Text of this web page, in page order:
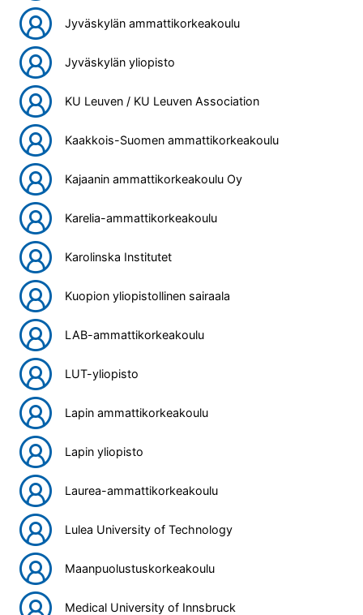
Jyväskylän ammattikorkeakoulu
Jyväskylän yliopisto
KU Leuven / KU Leuven Association
Kaakkois-Suomen ammattikorkeakoulu
Kajaanin ammattikorkeakoulu Oy
Karelia-ammattikorkeakoulu
Karolinska Institutet
Kuopion yliopistollinen sairaala
LAB-ammattikorkeakoulu
LUT-yliopisto
Lapin ammattikorkeakoulu
Lapin yliopisto
Laurea-ammattikorkeakoulu
Lulea University of Technology
Maanpuolustuskorkeakoulu
Medical University of Innsbruck